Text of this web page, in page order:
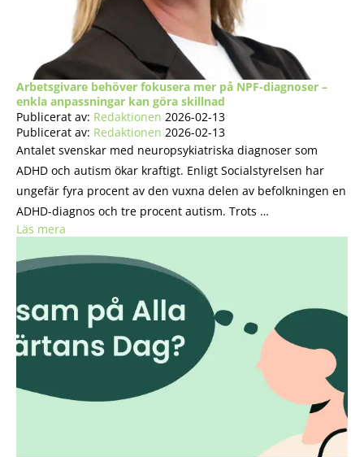
Arbetsgivare behöver fokusera mer på NPF-diagnoser –
enkla anpassningar kan göra skillnad
Publicerat av: Redaktionen 2026-02-13
Publicerat av: Redaktionen 2026-02-13
Antalet svenskar med neuropsykiatriska diagnoser som
ADHD och autism ökar kraftigt. Enligt Socialstyrelsen har
ungefär fyra procent av den vuxna delen av befolkningen en
ADHD-diagnos och tre procent autism. Trots …
Läs mera